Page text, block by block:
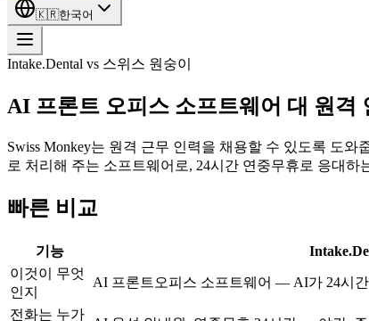
🇰🇷한국어
Intake.Dental vs 스위스 원숭이
AI 프론트 오피스 소프트웨어 대 원격
Swiss Monkey는 원격 근무 인력을 채용할 수 있도록 도
로 처리해 주는 소프트웨어로, 24시간 연중무휴로 응대
빠른 비교
기능
이것이 무엇
인지
AI 프론트오피스 소프트웨어 — AI가 24시
전화는 누가